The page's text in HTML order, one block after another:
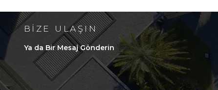
BIZE ULAŞIN
Ya da Bir Mesaj Gönderin